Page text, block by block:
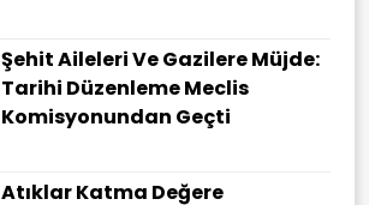
Şehit Aileleri Ve Gazilere Müjde:
Tarihi Düzenleme Meclis
Komisyonundan Geçti
Atıklar Katma Değere